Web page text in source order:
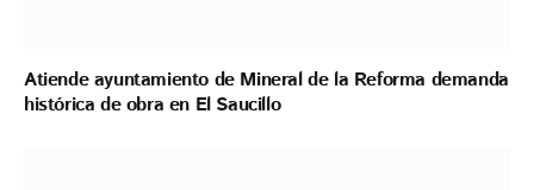
Atiende ayuntamiento de Mineral de la Reforma demanda
histórica de obra en El Saucillo